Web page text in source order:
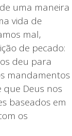
uma maneira
vida de
mal,
de pecado:
deu para
mandamentos
Deus nos
baseados em
os